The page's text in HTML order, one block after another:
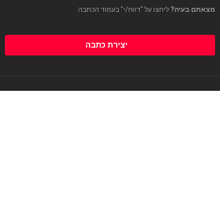
מצאתם בעיה? ליחצו על “דווח/י” בעמוד הכתבה
יצירת כתבה